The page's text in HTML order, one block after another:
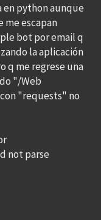
en python aunque
me escapan
bot por email q
la aplicación
q me regrese una
"/Web
"requests" no
not parse